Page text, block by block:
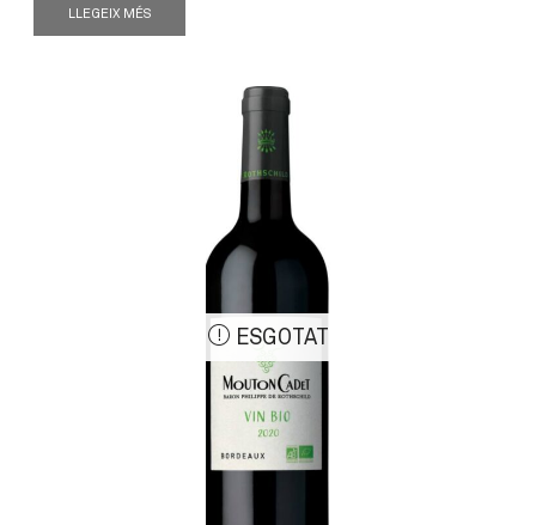
LLEGEIX MÉS
ESGOTAT